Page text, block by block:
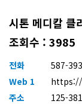
시톤 메디칼 클
조회수 : 3985
전화
587-
Web 1
주소
125-